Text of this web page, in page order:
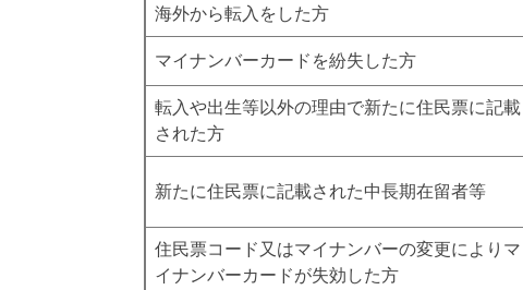
海外から転入をした方
マイナンバーカードを紛失した方
転入や出生等以外の理由で新たに住民票に記載
された方
新たに住民票に記載された中長期在留者等
住民票コード又はマイナンバーの変更によりマ
イナンバーカードが失効した方